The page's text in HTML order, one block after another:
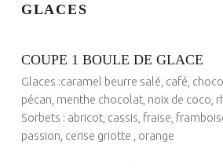
D
M
E
N
U
GLACES
COUPE 1 BOULE DE GLACE
Glaces :caramel beurre salé, café,
pécan, menthe chocolat, noix de coco,
Sorbets : abricot, cassis, fraise,
passion, cerise griotte , orange